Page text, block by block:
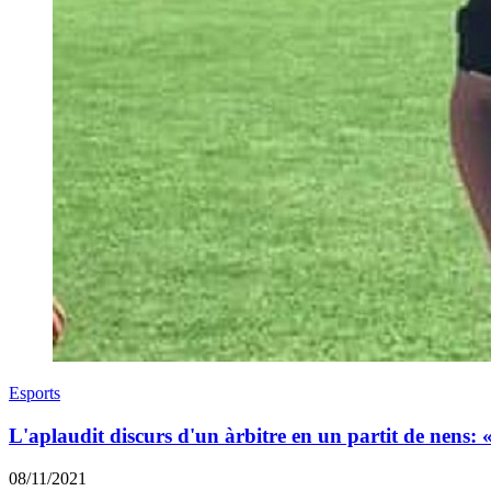
Esports
L'aplaudit discurs d'un àrbitre en un partit de nens:
08/11/2021